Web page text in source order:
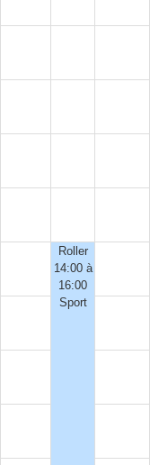
Roller
14:00 à
16:00
Sport